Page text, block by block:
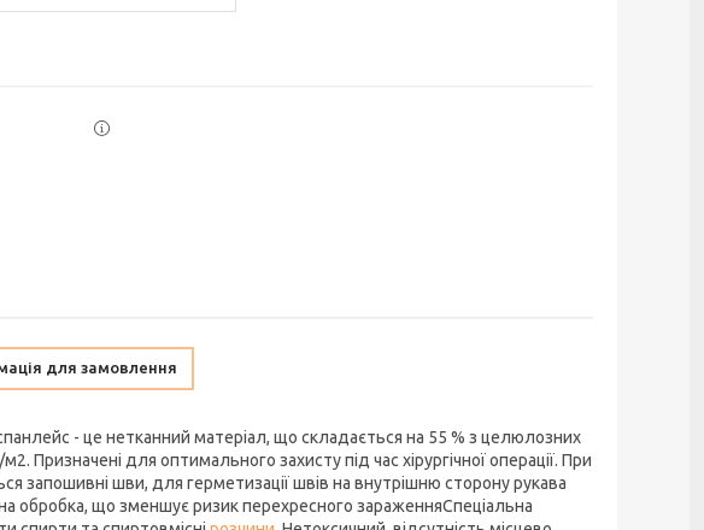
для замовлення
- це нетканний матеріал, що складається на 55 % з целюлозних
Призначені для оптимального захисту під час хірургічної операції. При
запошивні шви, для герметизації швів на внутрішню сторону рукава
обробка, що зменшує ризик перехресного зараженняCпеціальна